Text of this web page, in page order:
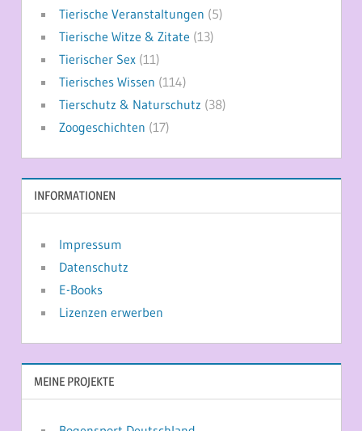
Tierische Veranstaltungen (5)
Tierische Witze & Zitate (13)
Tierischer Sex(11)
Tierisches Wissen (114)
Tierschutz & Naturschutz (38)
Zoogeschichten (17)
INFORMATIONEN
Impressum
Datenschutz
E-Books
Lizenzen erwerben
MEINE PROJEKTE